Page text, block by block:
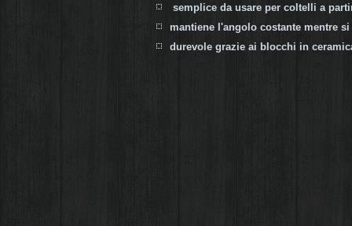
semplice da usare per coltelli a
mantiene l'angolo costante mentre
durevole grazie ai blocchi in